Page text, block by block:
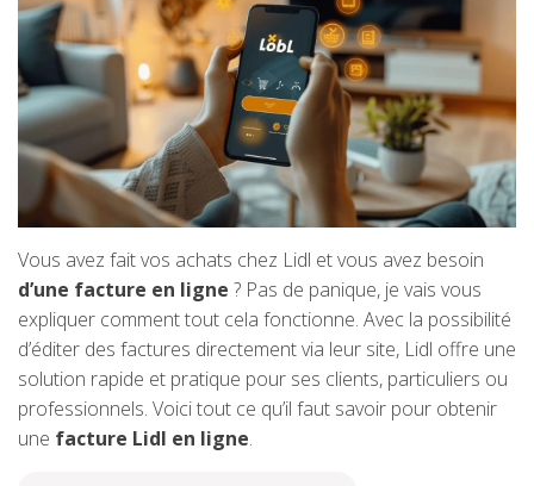
Vous avez fait vos achats chez Lidl et vous avez besoin
d’une facture en ligne ? Pas de panique, je vais vous
expliquer comment tout cela fonctionne. Avec la possibilité
d’éditer des factures directement via leur site, Lidl offre une
solution rapide et pratique pour ses clients, particuliers ou
professionnels. Voici tout ce qu’il faut savoir pour obtenir
une facture Lidl en ligne.